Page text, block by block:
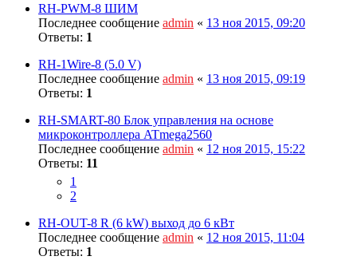
RH-PWM-8 ШИМ
Последнее сообщение admin « 13 ноя 2015, 09:20
Ответы: 1
RH-1Wire-8 (5.0 V)
Последнее сообщение admin « 13 ноя 2015, 09:19
Ответы: 1
RH-SMART-80 Блок управления на основе
микроконтроллера ATmega2560
Последнее сообщение admin « 12 ноя 2015, 15:22
Ответы: 11
1
2
RH-OUT-8 R (6 kW) выход до 6 кВт
Последнее сообщение admin « 12 ноя 2015, 11:04
Ответы: 1